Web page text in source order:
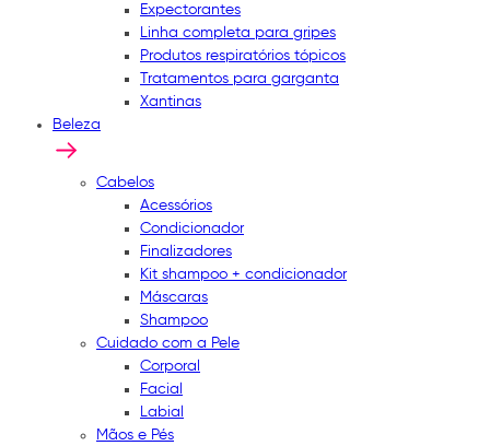
Expectorantes
Linha completa para gripes
Produtos respiratórios tópicos
Tratamentos para garganta
Xantinas
Beleza
Cabelos
Acessórios
Condicionador
Finalizadores
Kit shampoo + condicionador
Máscaras
Shampoo
Cuidado com a Pele
Corporal
Facial
Labial
Mãos e Pés